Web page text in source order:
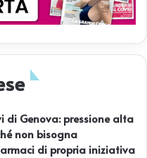
di Genova: pressione alta
non bisogna
di propria iniziativa